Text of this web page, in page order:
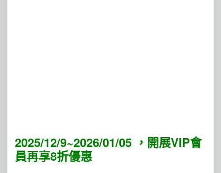
2025/12/9~2026/01/05 ，開展VIP會
員再享8折優惠